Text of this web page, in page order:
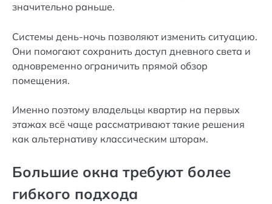
значительно раньше.
Системы день-ночь позволяют изменить ситуацию.
Они помогают сохранить доступ дневного света и
одновременно ограничить прямой обзор
помещения.
Именно поэтому владельцы квартир на первых
этажах всё чаще рассматривают такие решения
как альтернативу классическим шторам.
Большие окна требуют более
гибкого подхода